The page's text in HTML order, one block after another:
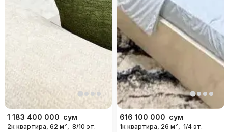
1 183 400 000 сум
2к квартира, 62 м², 8/10 эт.
616 100 000 сум
1к квартира, 26 м², 1/4 эт.